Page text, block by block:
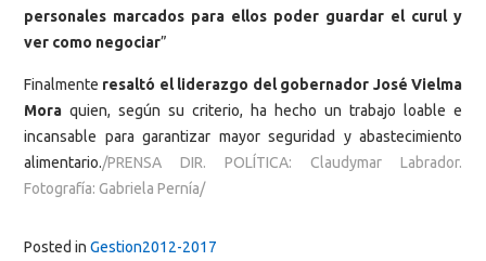
personales marcados para ellos poder guardar el curul y
ver como negociar”
Finalmente resaltó el liderazgo del gobernador José Vielma
Mora quien, según su criterio, ha hecho un trabajo loable e
incansable para garantizar mayor seguridad y abastecimiento
alimentario./PRENSA DIR. POLÍTICA: Claudymar Labrador.
Fotografía: Gabriela Pernía/
Posted in Gestion2012-2017